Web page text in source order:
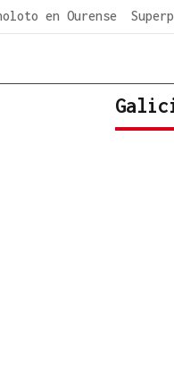
en Ourense